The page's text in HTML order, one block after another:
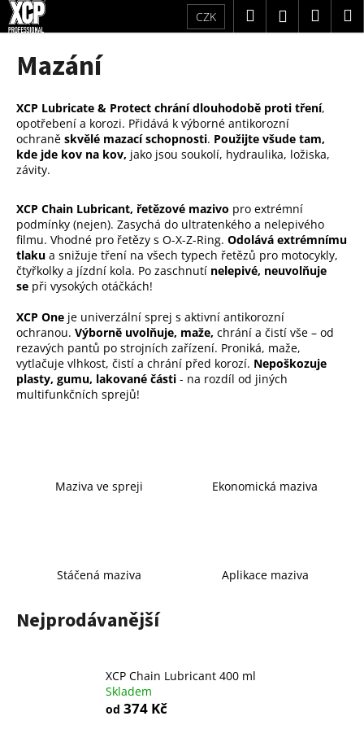
Přejít
na
obsah
CZK HledatPřihlášení
Mazání
XCP Lubricate & Protect chrání dlouhodobě proti tření,
opotřebení a korozi. Přidává k výborné antikorozní
ochraně skvělé mazací schopnosti. Použijte všude tam,
kde jde kov na kov, jako jsou soukolí, hydraulika, ložiska,
závity.
XCP Chain Lubricant, řetězové mazivo pro extrémní
podmínky (nejen). Zasychá do ultratenkého a nelepivého
filmu. Vhodné pro řetězy s O-X-Z-Ring. Odolává extrémnímu
tlaku a snižuje tření na všech typech řetězů pro motocykly,
čtyřkolky a jízdní kola. Po zaschnutí nelepivé, neuvolňuje
se při vysokých otáčkách!
XCP One je univerzální sprej s aktivní antikorozní
ochranou. Výborně uvolňuje, maže, chrání a čistí vše – od
rezavých pantů po strojních zařízení. Proniká, maže,
vytlačuje vlhkost, čistí a chrání před korozí. Nepoškozuje
plasty, gumu, lakované části - na rozdíl od jiných
multifunkčních sprejů!
Maziva ve spreji Ekonomická maziva
Stáčená maziva Aplikace maziva
Nejprodávanější
XCP Chain Lubricant 400 ml
Skladem
od 374 Kč
K
o
o
p
o
t
e
b
u
j
t
e
n
a
j
D